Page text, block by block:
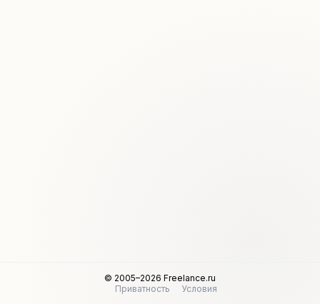
© 2005–2026 Freelance.ru
Приватность
Условия